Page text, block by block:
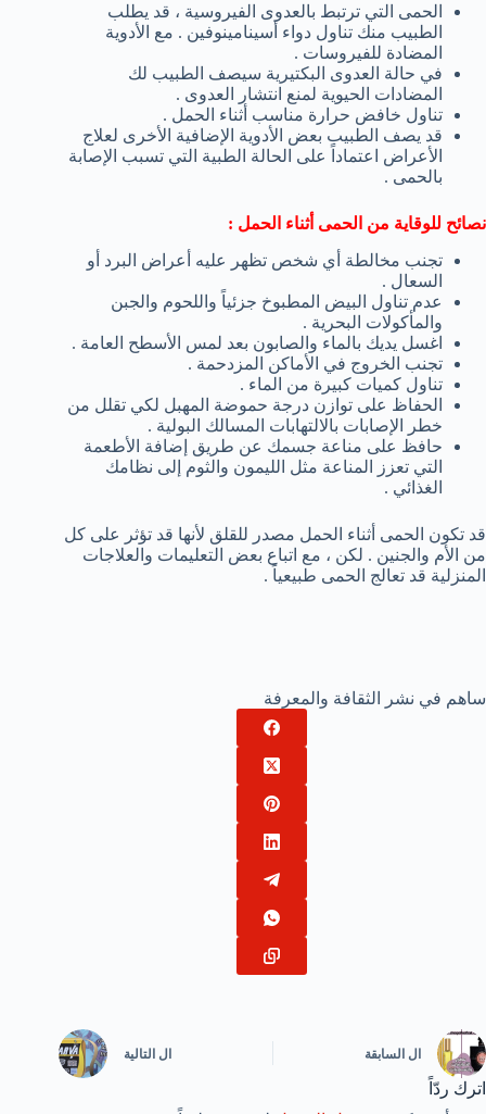
الحمى التي ترتبط بالعدوى الفيروسية ، قد يطلب
الطبيب منك تناول دواء أسينامينوفين . مع الأدوية
المضادة للفيروسات .
في حالة العدوى البكتيرية سيصف الطبيب لك
المضادات الحيوية لمنع انتشار العدوى .
تناول خافض حرارة مناسب أثناء الحمل .
قد يصف الطبيب بعض الأدوية الإضافية الأخرى لعلاج
الأعراض اعتماداً على الحالة الطبية التي تسبب الإصابة
بالحمى .
نصائح للوقاية من الحمى أثناء الحمل :
تجنب مخالطة أي شخص تظهر عليه أعراض البرد أو
السعال .
عدم تناول البيض المطبوخ جزئياً واللحوم والجبن
والمأكولات البحرية .
اغسل يديك بالماء والصابون بعد لمس الأسطح العامة .
تجنب الخروج في الأماكن المزدحمة .
تناول كميات كبيرة من الماء .
الحفاظ على توازن درجة حموضة المهبل لكي تقلل من
خطر الإصابات بالالتهابات المسالك البولية .
حافظ على مناعة جسمك عن طريق إضافة الأطعمة
التي تعزز المناعة مثل الليمون والثوم إلى نظامك
الغذائي .
قد تكون الحمى أثناء الحمل مصدر للقلق لأنها قد تؤثر على كل
من الأم والجنين . لكن ، مع اتباع بعض التعليمات والعلاجات
المنزلية قد تعالج الحمى طبيعياً .
ساهم في نشر الثقافة والمعرفة
ال السابقة ال التالية
اترك ردّاً